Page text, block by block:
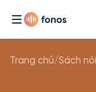
Trang chủ/Sách nói